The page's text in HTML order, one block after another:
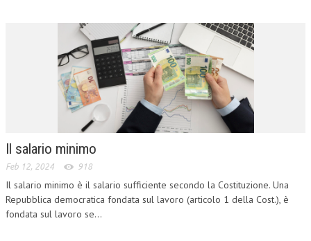
COMITATO SCIENTIFICO
COMITATO EDITORIALE
REDAZIONE
PEER REVIEW
CODICE ETICO
COLLABORA CON NOI
ECONOMIA
Il salario minimo
Feb 12, 2024 918
Il salario minimo è il salario sufficiente secondo la Costituzione. Una
Repubblica democratica fondata sul lavoro (articolo 1 della Cost.), è
fondata sul lavoro se...